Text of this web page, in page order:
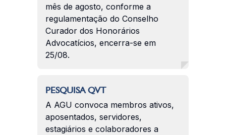
mês de agosto, conforme a
regulamentação do Conselho
Curador dos Honorários
Advocatícios, encerra-se em
25/08.
PESQUISA QVT
A AGU convoca membros ativos,
aposentados, servidores,
estagiários e colaboradores a